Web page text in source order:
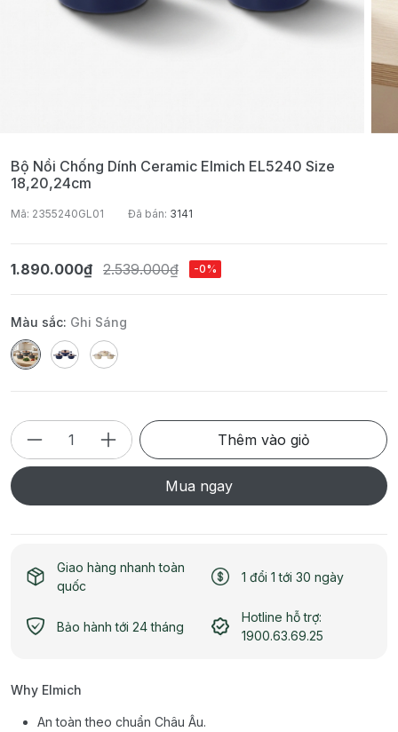
Bộ Nồi Chống Dính Ceramic Elmich EL5240 Size
18,20,24cm
Mã: 2355240GL01 Đã bán: 3141
1.890.000₫ 2.539.000₫ -0%
Màu sắc: Ghi Sáng
Thêm vào giỏ
Mua ngay
Giao hàng nhanh toàn
quốc
1 đổi 1 tới 30 ngày
Bảo hành tới 24 tháng
Hotline hỗ trợ:
1900.63.69.25
Why Elmich
An toàn theo chuẩn Châu Âu.